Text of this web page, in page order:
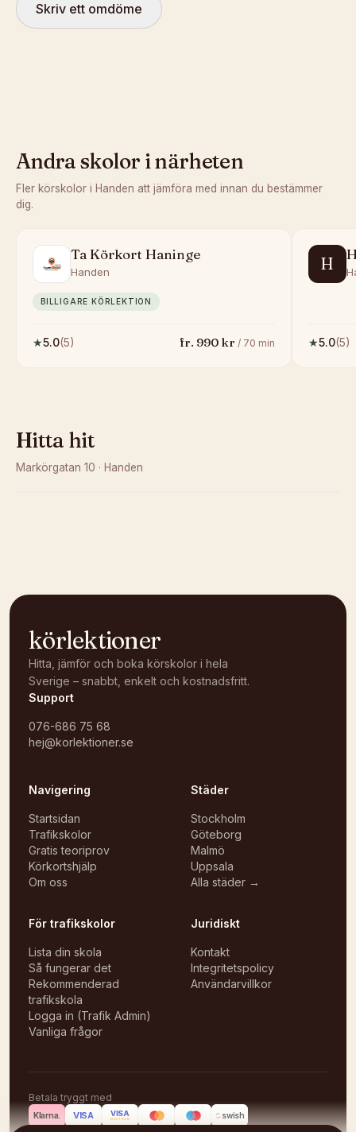
Skriv ett omdöme
Andra skolor i närheten
Fler körskolor i Handen att jämföra med innan du bestämmer
dig.
Ta Körkort Haninge
Handen
BILLIGARE KÖRLEKTION
★5.0(5) fr. 990kr / 70 min
H
★5.0(5)
Hitta hit
Markörgatan 10 · Handen
körlektioner
Hitta, jämför och boka körskolor i hela
Sverige – snabbt, enkelt och kostnadsfritt.
Support
076-686 75 68
hej@korlektioner.se
Navigering
Startsidan
Trafikskolor
Gratis teoriprov
Körkortshjälp
Om oss
Städer
Stockholm
Göteborg
Malmö
Uppsala
Alla städer →
För trafikskolor
Lista din skola
Så fungerar det
Rekommenderad
trafikskola
Logga in (Trafik Admin)
Vanliga frågor
Juridiskt
Kontakt
Integritetspolicy
Användarvillkor
Betala tryggt med
Klarna. VISA VISA
ELECTRON swish